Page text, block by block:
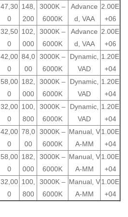
47,30
0
148,
200
3000K –
6000K
Advance
d, VAA
2.00E
+06
32,50
0
102,
000
3000K –
6000K
Advance
d, VAA
2.00E
+06
42,00
0
84,0
00
3000K –
6000K
Dynamic,
VAD
1.20E
+04
58,00
0
182,
000
3000K –
6000K
Dynamic,
VAD
1.20E
+04
32,00
0
100,
800
3000K –
6000K
Dynamic,
VAD
1.20E
+04
42,00
0
78,0
00
3000K –
6000K
Manual, V
A-MM
1.00E
+04
58,00
0
182,
000
3000K –
6000K
Manual, V
A-MM
1.00E
+04
32,00
0
100,
800
3000K –
6000K
Manual, V
A-MM
1.00E
+04